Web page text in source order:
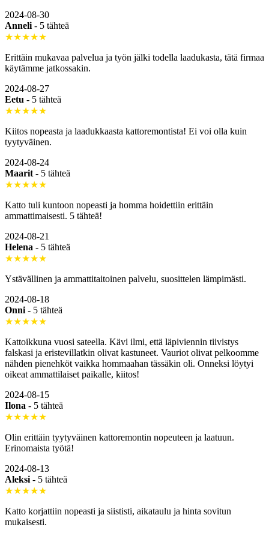
2024-08-30
Anneli - 5 tähteä
★★★★★
Erittäin mukavaa palvelua ja työn jälki todella laadukasta, tätä firmaa
käytämme jatkossakin.
2024-08-27
Eetu - 5 tähteä
★★★★★
Kiitos nopeasta ja laadukkaasta kattoremontista! Ei voi olla kuin
tyytyväinen.
2024-08-24
Maarit - 5 tähteä
★★★★★
Katto tuli kuntoon nopeasti ja homma hoidettiin erittäin
ammattimaisesti. 5 tähteä!
2024-08-21
Helena - 5 tähteä
★★★★★
Ystävällinen ja ammattitaitoinen palvelu, suosittelen lämpimästi.
2024-08-18
Onni - 5 tähteä
★★★★★
Kattoikkuna vuosi sateella. Kävi ilmi, että läpiviennin tiivistys
falskasi ja eristevillatkin olivat kastuneet. Vauriot olivat pelkoomme
nähden pienehköt vaikka hommaahan tässäkin oli. Onneksi löytyi
oikeat ammattilaiset paikalle, kiitos!
2024-08-15
Ilona - 5 tähteä
★★★★★
Olin erittäin tyytyväinen kattoremontin nopeuteen ja laatuun.
Erinomaista työtä!
2024-08-13
Aleksi - 5 tähteä
★★★★★
Katto korjattiin nopeasti ja siististi, aikataulu ja hinta sovitun
mukaisesti.